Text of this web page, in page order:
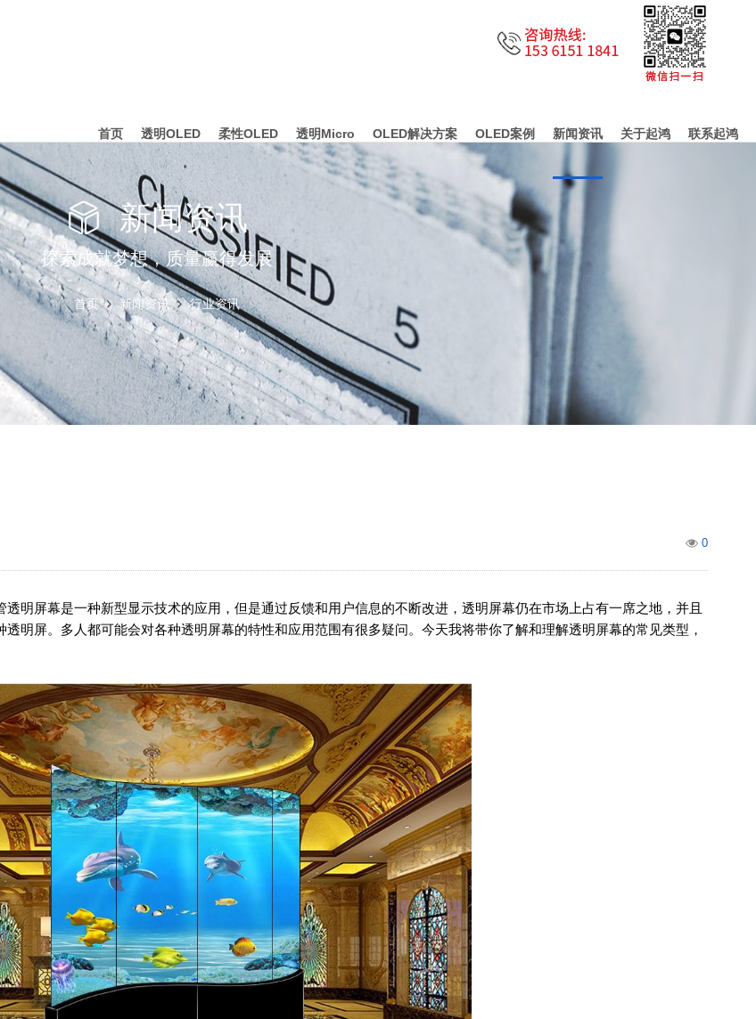
首页 透明OLED 柔性OLED 透明Micro OLED解决方案 OLED案例 新闻资讯 关于起鸿 联系起鸿
新闻资讯
探索成就梦想，质量赢得发展
首页 新闻资讯 行业资讯
0
屏幕是一种新型显示技术的应用，但是通过反馈和用户信息的不断改进，透明屏幕仍在市场上占有一席之地，并且
明屏。多人都可能会对各种透明屏幕的特性和应用范围有很多疑问。今天我将带你了解和理解透明屏幕的常见类型，